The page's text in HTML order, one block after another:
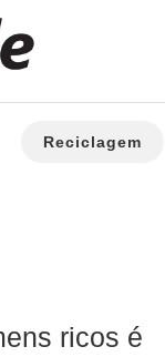
Reciclagem
ricos é